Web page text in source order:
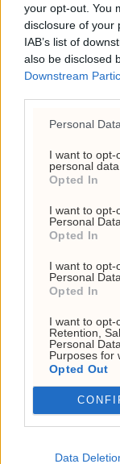
your opt-out. You
disclosure of your
IAB’s list of
also be disclosed
Downstream
Personal
I want to opt-
personal data.
Opted In
I want to opt-
Personal Data.
Opted In
I want to opt-
Personal
Opted In
I want to opt-
Retention,
Personal
Purposes for
Opted Out
Data